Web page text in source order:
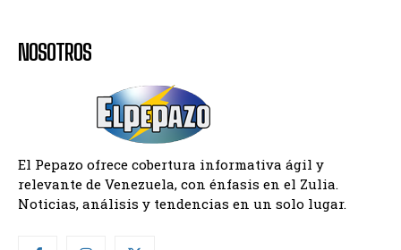
NOSOTROS
El Pepazo ofrece cobertura informativa ágil y
relevante de Venezuela, con énfasis en el Zulia.
Noticias, análisis y tendencias en un solo lugar.